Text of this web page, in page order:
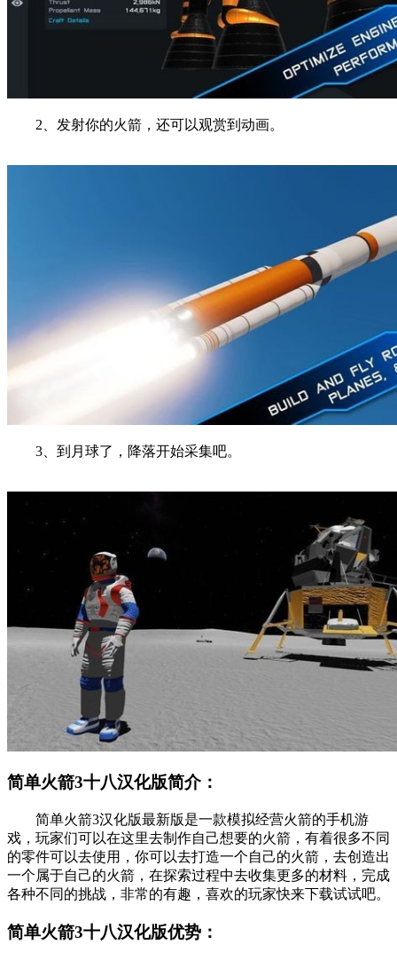
2、发射你的火箭，还可以观赏到动画。
3、到月球了，降落开始采集吧。
简单火箭3十八汉化版简介：
简单火箭3汉化版最新版是一款模拟经营火箭的手机游
戏，玩家们可以在这里去制作自己想要的火箭，有着很多不同
的零件可以去使用，你可以去打造一个自己的火箭，去创造出
一个属于自己的火箭，在探索过程中去收集更多的材料，完成
各种不同的挑战，非常的有趣，喜欢的玩家快来下载试试吧。
简单火箭3十八汉化版优势：